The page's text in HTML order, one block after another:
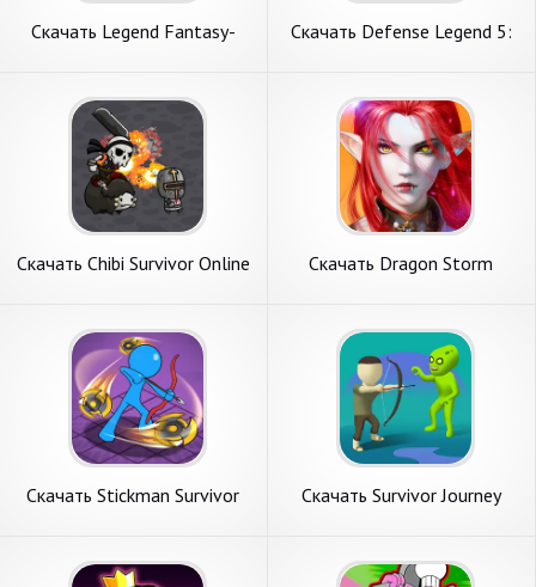
Скачать Legend Fantasy-
Андроид
Скачать Defense Legend 5:
Скачать Chibi Survivor Online
Скачать Dragon Storm
Скачать Stickman Survivor
Скачать Survivor Journey